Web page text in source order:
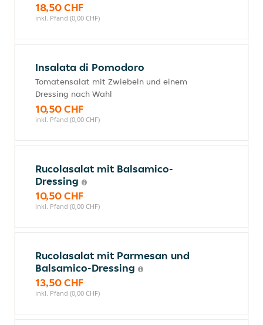
18,50 CHF
inkl. Pfand (0,00 CHF)
Insalata di Pomodoro
Tomatensalat mit Zwiebeln und einem
Dressing nach Wahl
10,50 CHF
inkl. Pfand (0,00 CHF)
Rucolasalat mit Balsamico-
Dressing
10,50 CHF
inkl. Pfand (0,00 CHF)
Rucolasalat mit Parmesan und
Balsamico-Dressing
13,50 CHF
inkl. Pfand (0,00 CHF)